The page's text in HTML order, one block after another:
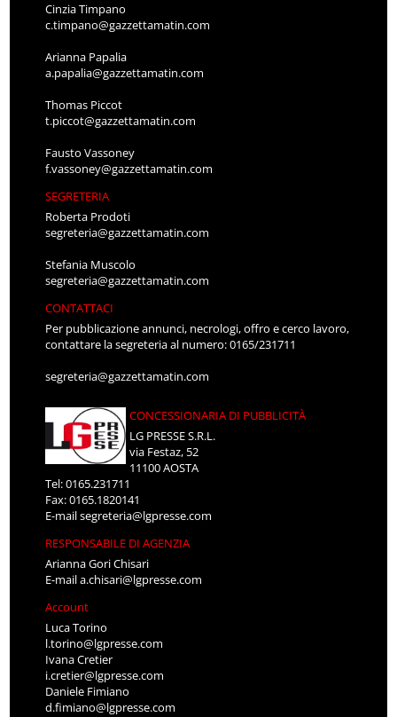
Cinzia Timpano
c.timpano@gazzettamatin.com
Arianna Papalia
a.papalia@gazzettamatin.com
Thomas Piccot
t.piccot@gazzettamatin.com
Fausto Vassoney
f.vassoney@gazzettamatin.com
SEGRETERIA
Roberta Prodoti
segreteria@gazzettamatin.com
Stefania Muscolo
segreteria@gazzettamatin.com
CONTATTACI
Per pubblicazione annunci, necrologi, offro e cerco lavoro,
contattare la segreteria al numero: 0165/231711
segreteria@gazzettamatin.com
CONCESSIONARIA DI PUBBLICITÀ
LG PRESSE S.R.L.
via Festaz, 52
11100 AOSTA
Tel: 0165.231711
Fax: 0165.1820141
E-mailsegreteria@lgpresse.com
RESPONSABILE DI AGENZIA
Arianna Gori Chisari
E-maila.chisari@lgpresse.com
Account
Luca Torino
l.torino@lgpresse.com
Ivana Cretier
i.cretier@lgpresse.com
Daniele Fimiano
d.fimiano@lgpresse.com